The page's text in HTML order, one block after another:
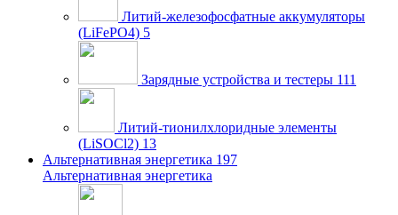
Литий-железофосфатные аккумуляторы
(LiFePO4) 5
Зарядные устройства и тестеры 111
Литий-тионилхлоридные элементы
(LiSOCl2) 13
Альтернативная энергетика 197
Альтернативная энергетика